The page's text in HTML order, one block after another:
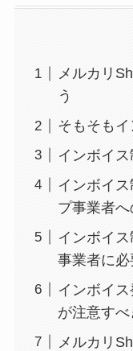
メルカリ
う
そもそも
インボイ
インボイ
プ事業者
インボイ
事業者に
インボイ
が注意すべ
メルカリ